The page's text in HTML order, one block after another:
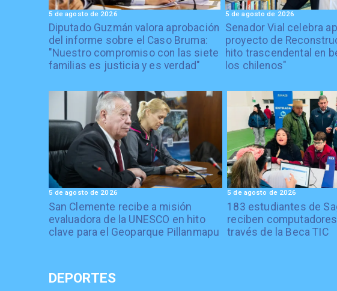
Diputado Guzmán valora aprobación
del informe sobre el Caso Bruma:
"Nuestro compromiso con las siete
familias es justicia y es verdad"
5 de agosto de 2026
Senador Vial celebra
proyecto de
hito trascendental en
los chilenos"
5 de agosto de 2026
San Clemente recibe a misión
evaluadora de la UNESCO en hito
clave para el Geoparque Pillanmapu
5 de agosto de 2026
183 estudiantes de
reciben
través de la Beca TIC
5 de agosto de 2026
DEPORTES